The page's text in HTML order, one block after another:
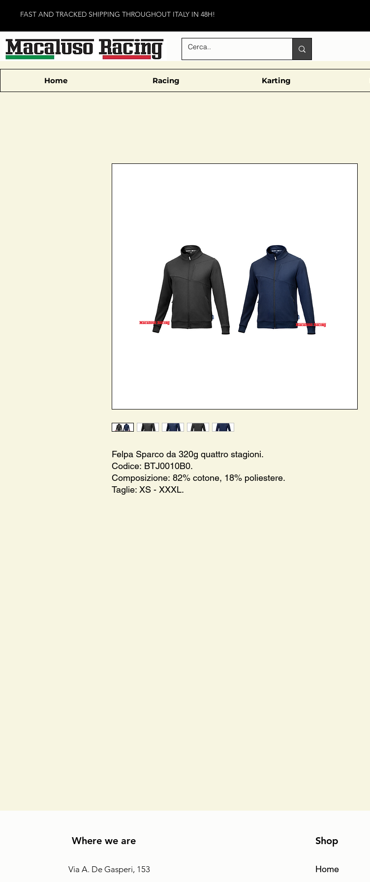
FAST AND TRACKED SHIPPING THROUGHOUT ITALY IN 48H!
Home Racing Karting
Felpa Sparco da 320g quattro stagioni.
Codice: BTJ0010B0.
Composizione: 82% cotone, 18% poliestere.
Taglie: XS - XXXL.
Where we are
Via A. De Gasperi, 153
Shop
Home